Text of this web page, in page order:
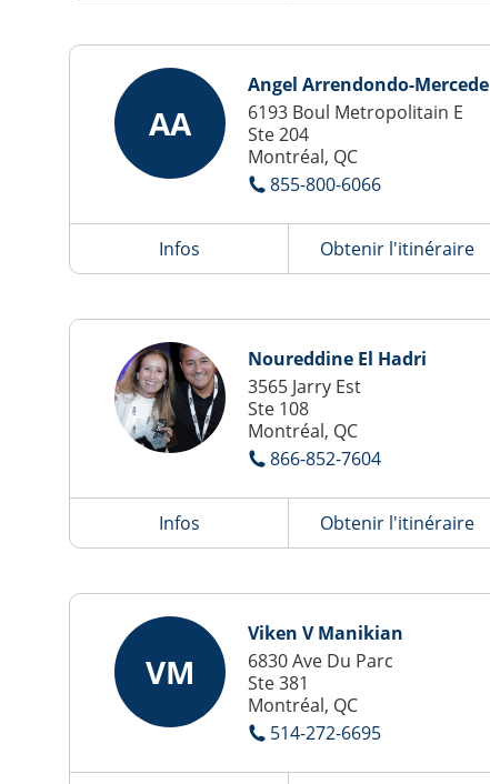
AA
Angel Arrendondo-Mercede
6193 Boul Metropolitain E
Ste 204
Montréal, QC
855-800-6066
Infos Obtenir l'itinéraire
Noureddine El Hadri
3565 Jarry Est
Ste 108
Montréal, QC
866-852-7604
Infos Obtenir l'itinéraire
VM
Viken V Manikian
6830 Ave Du Parc
Ste 381
Montréal, QC
514-272-6695